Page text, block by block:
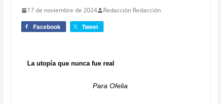
17 de noviembre de 2024 Redacción Redacción
Facebook Tweet
La utopía que nunca fue real
Para Ofelia